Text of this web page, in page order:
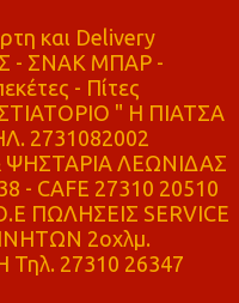
και Delivery
- ΣΝΑΚ ΜΠΑΡ -
- Πίτες
" Η ΠΙΑΤΣΑ
2731082002
ΨΗΣΤΑΡΙΑ ΛΕΩΝΙΔΑΣ
- CAFE 27310 20510
ΠΩΛΗΣΕΙΣ SERVICE
2οχλμ.
Τηλ. 27310 26347